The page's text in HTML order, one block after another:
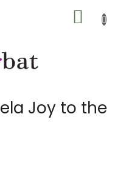
KOŠÍK
Joy to the